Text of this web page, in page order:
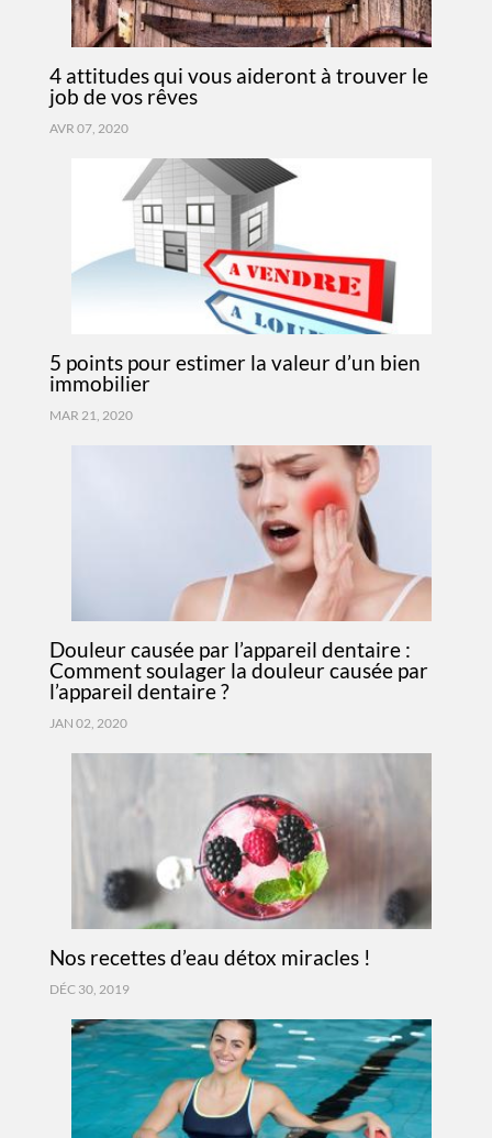
4 attitudes qui vous aideront à trouver le
job de vos rêves
AVR 07, 2020
5 points pour estimer la valeur d’un bien
immobilier
MAR 21, 2020
Douleur causée par l’appareil dentaire :
Comment soulager la douleur causée par
l’appareil dentaire ?
JAN 02, 2020
Nos recettes d’eau détox miracles !
DÉC 30, 2019